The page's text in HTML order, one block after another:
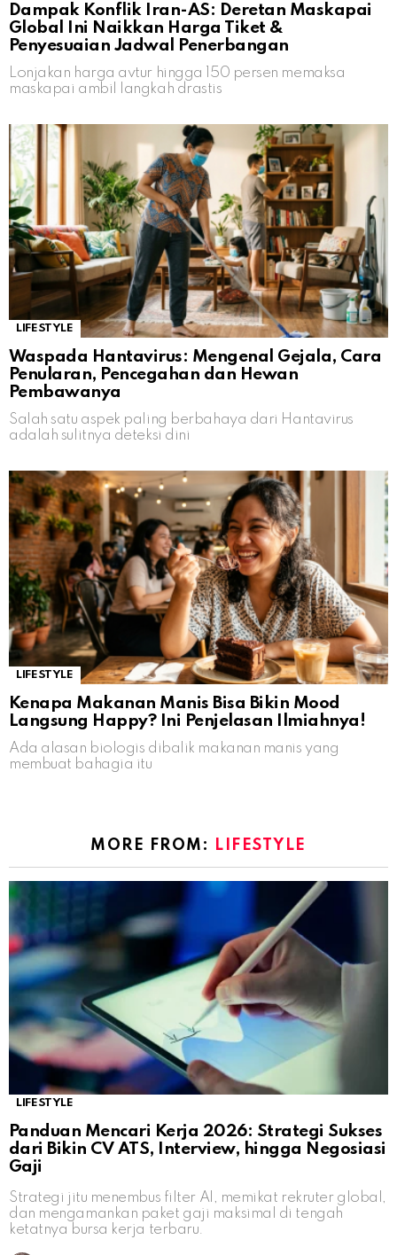
Dampak Konflik Iran-AS: Deretan Maskapai
Global Ini Naikkan Harga Tiket &
Penyesuaian Jadwal Penerbangan
Lonjakan harga avtur hingga 150 persen memaksa
maskapai ambil langkah drastis
LIFESTYLE
Waspada Hantavirus: Mengenal Gejala, Cara
Penularan, Pencegahan dan Hewan
Pembawanya
Salah satu aspek paling berbahaya dari Hantavirus
adalah sulitnya deteksi dini
LIFESTYLE
Kenapa Makanan Manis Bisa Bikin Mood
Langsung Happy? Ini Penjelasan Ilmiahnya!
Ada alasan biologis dibalik makanan manis yang
membuat bahagia itu
MORE FROM: LIFESTYLE
LIFESTYLE
Panduan Mencari Kerja 2026: Strategi Sukses
dari Bikin CV ATS, Interview, hingga Negosiasi
Gaji
Strategi jitu menembus filter AI, memikat rekruter global,
dan mengamankan paket gaji maksimal di tengah
ketatnya bursa kerja terbaru.